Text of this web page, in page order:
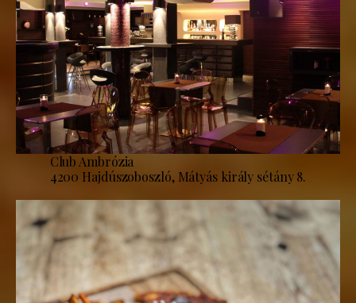
Club Ambrózia
4200 Hajdúszoboszló, Mátyás király sétány 8.